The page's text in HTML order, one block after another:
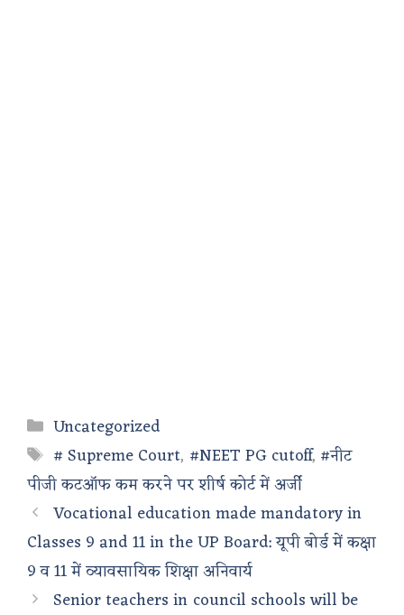
Categories
Uncategorized
Tags
# Supreme Court, #NEET PG cutoff, #नीट
पीजी कटऑफ कम करने पर शीर्ष कोर्ट में अर्जी
Vocational education made mandatory in
Classes 9 and 11 in the UP Board: यूपी बोर्ड में कक्षा
9 व 11 में व्यावसायिक शिक्षा अनिवार्य
Senior teachers in council schools will be